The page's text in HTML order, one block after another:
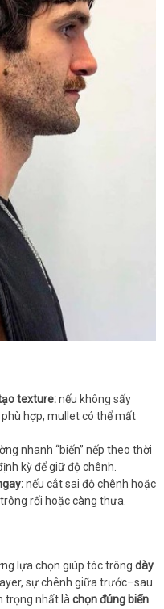
texture:nếu không sấy
hợp, mullet có thể mất
nhanh “biến” nếp theo thời
kỳ để giữ độ chênh.
nếu cắt sai độ chênh hoặc
rối hoặc càng thưa.
lựa chọn giúp tóc trông dày
sự chênh giữa trước–sau
trọng nhất làchọn đúng biến